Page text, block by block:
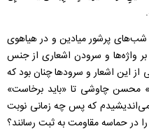
پرشور میادین و در هیاهوی
واژه‌ها و سرودن اشعاری از جنس
این اشعار و سرودها چنان بود که
محسن چاوشی تا «باید برخاست»
که پس چه زمانی نوبت
را در حماسه مقاومت به ثبت رسانند؟